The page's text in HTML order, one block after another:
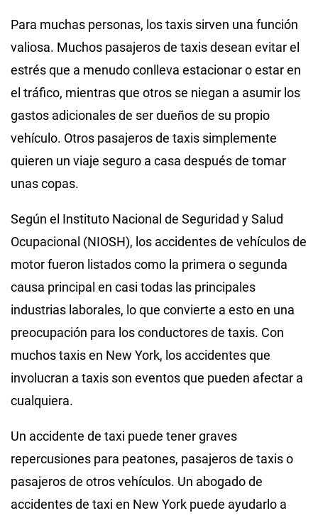
Para muchas personas, los taxis sirven una función
valiosa. Muchos pasajeros de taxis desean evitar el
estrés que a menudo conlleva estacionar o estar en
el tráfico, mientras que otros se niegan a asumir los
gastos adicionales de ser dueños de su propio
vehículo. Otros pasajeros de taxis simplemente
quieren un viaje seguro a casa después de tomar
unas copas.
Según el Instituto Nacional de Seguridad y Salud
Ocupacional (NIOSH), los accidentes de vehículos de
motor fueron listados como la primera o segunda
causa principal en casi todas las principales
industrias laborales, lo que convierte a esto en una
preocupación para los conductores de taxis. Con
muchos taxis en New York, los accidentes que
involucran a taxis son eventos que pueden afectar a
cualquiera.
Un accidente de taxi puede tener graves
repercusiones para peatones, pasajeros de taxis o
pasajeros de otros vehículos. Un abogado de
accidentes de taxi en New York puede ayudarlo a